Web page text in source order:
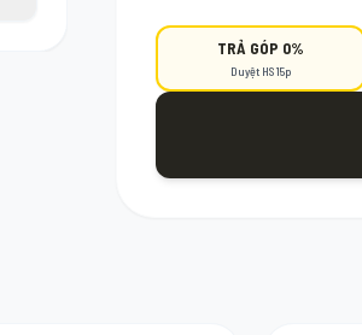
TRẢ GÓP 0%
Duyệt HS 15p